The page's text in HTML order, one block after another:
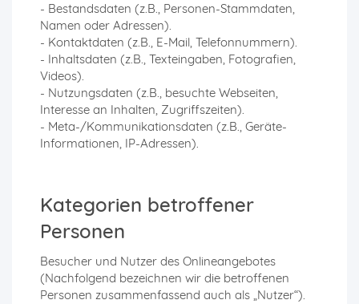
- Bestandsdaten (z.B., Personen-Stammdaten,
Namen oder Adressen).
- Kontaktdaten (z.B., E-Mail, Telefonnummern).
- Inhaltsdaten (z.B., Texteingaben, Fotografien,
Videos).
- Nutzungsdaten (z.B., besuchte Webseiten,
Interesse an Inhalten, Zugriffszeiten).
- Meta-/Kommunikationsdaten (z.B., Geräte-
Informationen, IP-Adressen).
Kategorien betroffener
Personen
Besucher und Nutzer des Onlineangebotes
(Nachfolgend bezeichnen wir die betroffenen
Personen zusammenfassend auch als „Nutzer“).